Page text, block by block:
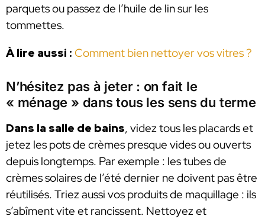
parquets ou passez de l’huile de lin sur les
tommettes.
À lire aussi : Comment bien nettoyer vos vitres ?
N’hésitez pas à jeter : on fait le
« ménage » dans tous les sens du terme
Dans la salle de bains, videz tous les placards et
jetez les pots de crèmes presque vides ou ouverts
depuis longtemps. Par exemple : les tubes de
crèmes solaires de l’été dernier ne doivent pas être
réutilisés. Triez aussi vos produits de maquillage : ils
s’abîment vite et rancissent. Nettoyez et